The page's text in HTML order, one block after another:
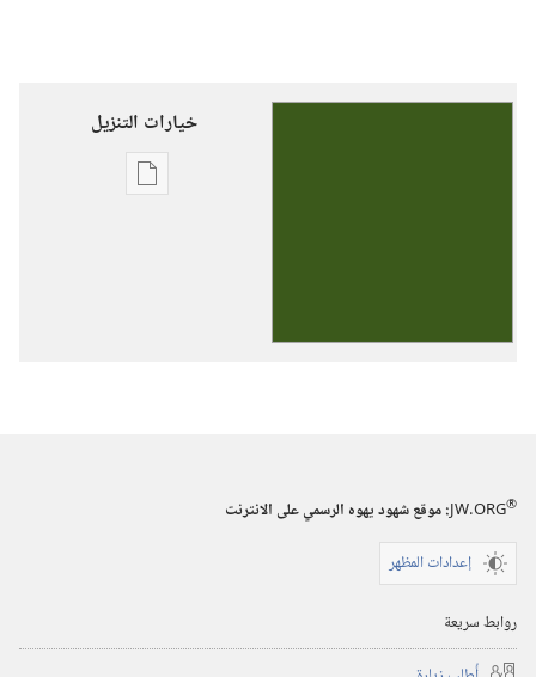
خيارات التنزيل
خيارات
JW.ORG®
:‏ موقع شهود يهوه الرسمي على الانترنت
إعدادات المظهر
روابط سريعة